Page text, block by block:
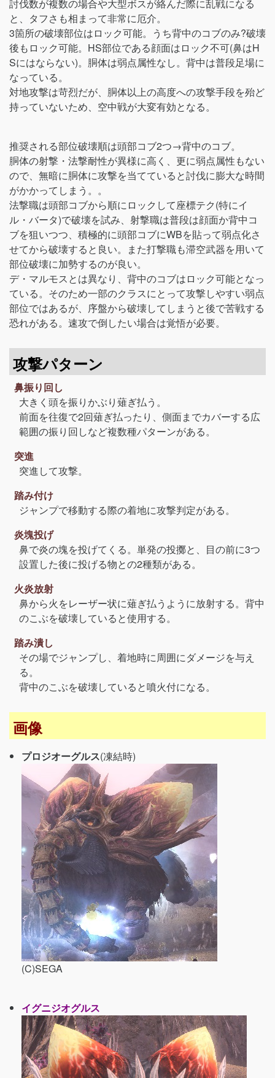
討伐数が複数の場合や大型ボスが絡んだ際に乱戦になる
と、タフさも相まって非常に厄介。
3箇所の破壊部位はロック可能。うち背中のコブのみ?破壊
後もロック可能。HS部位である顔面はロック不可(鼻はH
Sにはならない)。胴体は弱点属性なし。背中は普段足場に
なっている。
対地攻撃は苛烈だが、胴体以上の高度への攻撃手段を殆ど
持っていないため、空中戦が大変有効となる。
推奨される部位破壊順は頭部コブ2つ→背中のコブ。
胴体の射撃・法撃耐性が異様に高く、更に弱点属性もない
ので、無暗に胴体に攻撃を当てていると討伐に膨大な時間
がかかってしまう。。
法撃職は頭部コブから順にロックして座標テク(特にイ
ル・バータ)で破壊を試み、射撃職は普段は顔面か背中コ
ブを狙いつつ、積極的に頭部コブにWBを貼って弱点化さ
せてから破壊すると良い。また打撃職も滞空武器を用いて
部位破壊に加勢するのが良い。
デ・マルモスとは異なり、背中のコブはロック可能となっ
ている。そのため一部のクラスにとって攻撃しやすい弱点
部位ではあるが、序盤から破壊してしまうと後で苦戦する
恐れがある。速攻で倒したい場合は覚悟が必要。
攻撃パターン
鼻振り回し
大きく頭を振りかぶり薙ぎ払う。
前面を往復で2回薙ぎ払ったり、側面までカバーする広
範囲の振り回しなど複数種パターンがある。
突進
突進して攻撃。
踏み付け
ジャンプで移動する際の着地に攻撃判定がある。
炎塊投げ
鼻で炎の塊を投げてくる。単発の投擲と、目の前に3つ
設置した後に投げる物との2種類がある。
火炎放射
鼻から火をレーザー状に薙ぎ払うように放射する。背中
のこぶを破壊していると使用する。
踏み潰し
その場でジャンプし、着地時に周囲にダメージを与え
る。
背中のこぶを破壊していると噴火付になる。
画像
プロジオーグルス(凍結時)
(C)SEGA
イグニジオグルス